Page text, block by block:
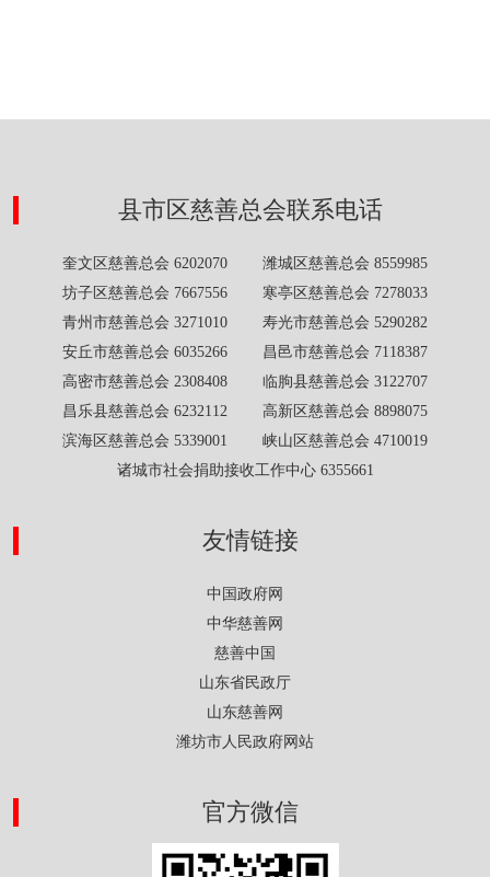
县市区慈善总会联系电话
奎文区慈善总会 6202070 潍城区慈善总会 8559985
坊子区慈善总会 7667556 寒亭区慈善总会 7278033
青州市慈善总会 3271010 寿光市慈善总会 5290282
安丘市慈善总会 6035266 昌邑市慈善总会 7118387
高密市慈善总会 2308408 临朐县慈善总会 3122707
昌乐县慈善总会 6232112 高新区慈善总会 8898075
滨海区慈善总会 5339001 峡山区慈善总会 4710019
诸城市社会捐助接收工作中心 6355661
友情链接
中国政府网
中华慈善网
慈善中国
山东省民政厅
山东慈善网
潍坊市人民政府网站
官方微信